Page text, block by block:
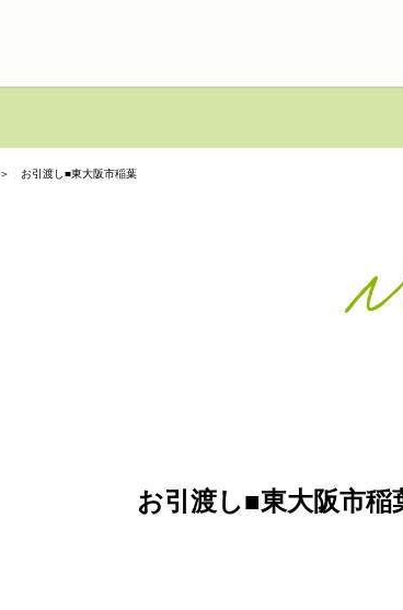
＞ お引渡し■東大阪市稲葉
お引渡し■東大阪市稲